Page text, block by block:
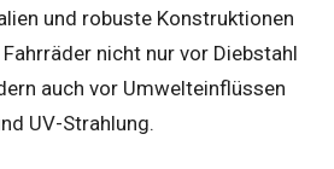
und robuste Konstruktionen
nicht nur vor Diebstahl
auch vor Umwelteinflüssen
UV-Strahlung.